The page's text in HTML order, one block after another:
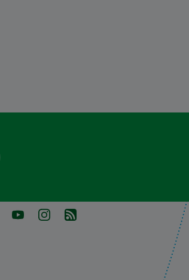
tab)
a new tab)
in a new tab)
(Opens in a new tab)
(Opens in a new tab)
(Opens in a new tab)